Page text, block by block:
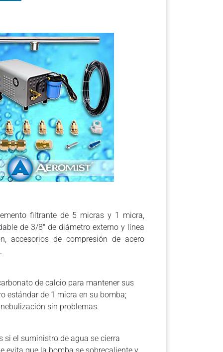
filtrante de 5 micras y 1 micra,
de 3/8″ de diámetro externo y línea
accesorios de compresión de acero
de calcio para mantener sus
estándar de 1 micra en su bomba;
sin problemas.
si el suministro de agua se cierra